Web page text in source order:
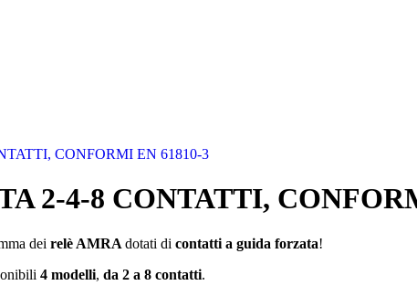
CONFORMI EN 61810-3
2-4-8 CONTATTI,
dei relè AMRA dotati di contatti a guida forzata!
4 modelli, da 2 a 8 contatti.